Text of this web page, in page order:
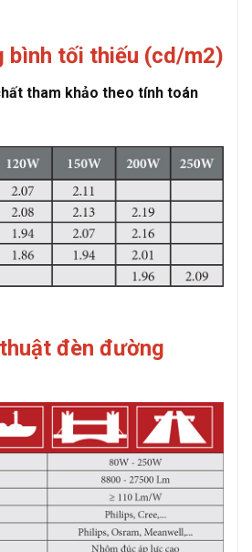
bình tối thiếu (cd/m2)
tham khảo theo tính toán
đèn đường